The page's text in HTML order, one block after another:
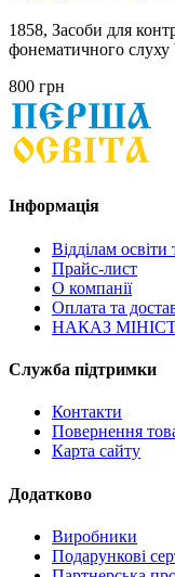
1858, Засоби для
фонематичного слуху
800 грн
Інформація
Відділам освіти
Прайс-лист
О компанії
Оплата та
НАКАЗ
Служба підтримки
Контакти
Повернення
Карта сайту
Додатково
Виробники
Подарункові